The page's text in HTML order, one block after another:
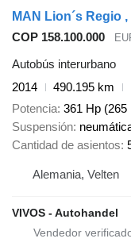
MAN Lion´s Regio
COP 158.100.000
Autobús interurbano
2014
490.195 km
Potencia 361 Hp (265
Suspensión
Cantidad de asientos
Alemania, Velten
VIVOS - Autohandel